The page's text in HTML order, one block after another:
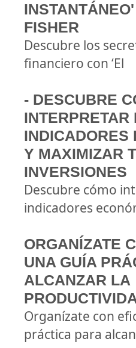
FISHER
Descubre los
financiero con ‘El
- DESCUBRE
INTERPRETAR
INDICADORES
Y MAXIMIZAR
INVERSIONES
Descubre cómo
indicadores
ORGANÍZATE
UNA GUÍA
ALCANZAR LA
Organízate con
práctica para